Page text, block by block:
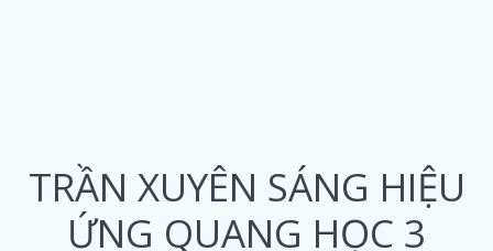
TRẦN XUYÊN SÁNG HIỆU
ỨNG QUANG HỌC 3